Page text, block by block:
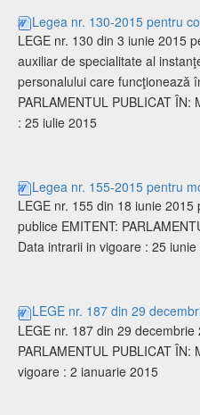
Legea nr. 130-2015 pentru
LEGE nr. 130 din 3 iunie 2015
auxiliar de specialitate al
personalului care funcţionează
PARLAMENTUL PUBLICAT
: 25 iulie 2015
Legea nr. 155-2015 pentru
LEGE nr. 155 din 18 iunie
publice EMITENT:
Data intrarii in vigoare : 25
LEGE nr. 187 din 29
LEGE nr. 187 din 29
PARLAMENTUL PUBLICAT
vigoare : 2 ianuarie 2015